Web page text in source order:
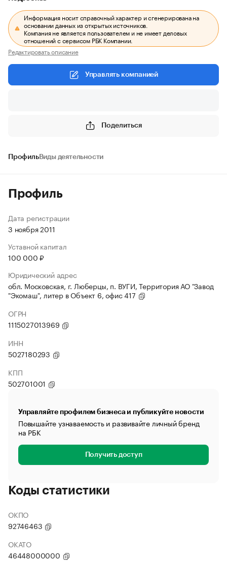
Информация носит справочный характер и сгенерирована на
основании данных из открытых источников.
Компания не является пользователем и не имеет деловых
отношений с сервисом РБК Компании.
Редактировать описание
Управлять компанией
Поделиться
ПрофильВиды деятельности
Профиль
Дата регистрации
3 ноября 2011
Уставной капитал
100 000 ₽
Юридический адрес
обл. Московская, г. Люберцы, п. ВУГИ, Территория АО "Завод
"Экомаш", литер в Объект 6, офис 417
ОГРН
1115027013969
ИНН
5027180293
КПП
502701001
Управляйте профилем бизнеса и публикуйте новости
Повышайте узнаваемость и развивайте личный бренд
на РБК
Получить доступ
Коды статистики
ОКПО
92746463
ОКАТО
46448000000